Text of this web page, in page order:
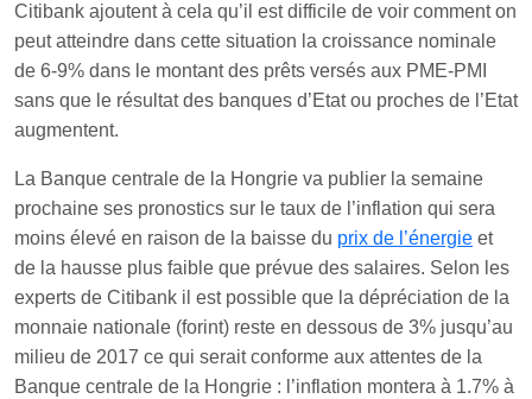
Citibank ajoutent à cela qu’il est difficile de voir comment on
peut atteindre dans cette situation la croissance nominale
de 6-9% dans le montant des prêts versés aux PME-PMI
sans que le résultat des banques d’Etat ou proches de l’Etat
augmentent.
La Banque centrale de la Hongrie va publier la semaine
prochaine ses pronostics sur le taux de l’inflation qui sera
moins élevé en raison de la baisse du prix de l’énergie et
de la hausse plus faible que prévue des salaires. Selon les
experts de Citibank il est possible que la dépréciation de la
monnaie nationale (forint) reste en dessous de 3% jusqu’au
milieu de 2017 ce qui serait conforme aux attentes de la
Banque centrale de la Hongrie : l’inflation montera à 1.7% à